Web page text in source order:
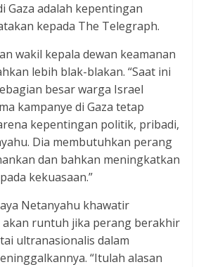
Gaza adalah kepentingan
kepada The Telegraph.
wakil kepala dewan keamanan
lebih blak-blakan. “Saat ini
besar warga Israel
kampanye di Gaza tetap
kepentingan politik, pribadi,
Dia membutuhkan perang
dan bahkan meningkatkan
kekuasaan.”
Netanyahu khawatir
runtuh jika perang berakhir
ultranasionalis dalam
“Itulah alasan